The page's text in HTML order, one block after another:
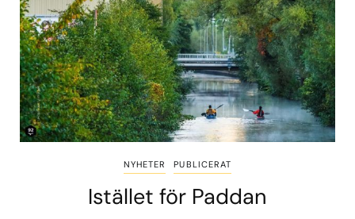
NYHETER PUBLICERAT
Istället för Paddan